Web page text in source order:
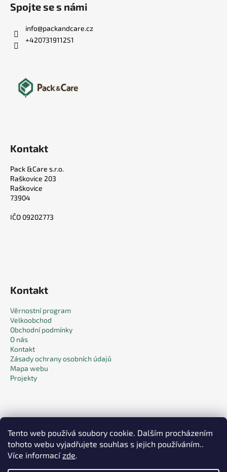
Tento web používá soubory cookie. Dalším procházením
tohoto webu vyjadřujete souhlas s jejich používáním..
Více informacízde.
Spojte se s námi
info@packandcare.cz
+420731911251
Kontakt
Pack &Care s.r.o.
Raškovice 203
Raškovice
73904
IČO 09202773
Kontakt
Věrnostní program
Velkoobchod
Obchodní podmínky
O nás
Kontakt
Zásady ochrany osobních údajů
Mapa webu
Projekty
Facebook